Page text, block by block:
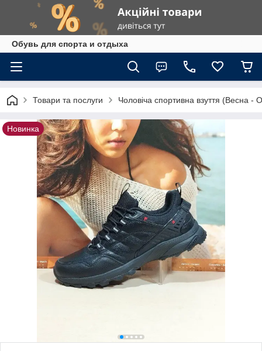
Обувь для спорта и отдыха
Товари та послуги Чоловіча спортивна взуття (Весна -
Новинка